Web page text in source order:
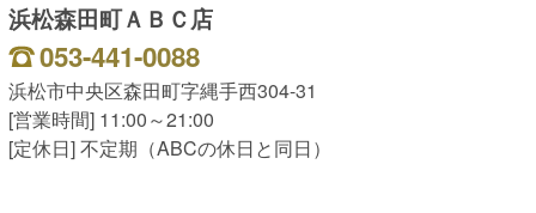
浜松森田町ＡＢＣ店
053-441-0088
浜松市中央区森田町字縄手西304-31
[営業時間] 11:00～21:00
[定休日] 不定期（ABCの休日と同日）